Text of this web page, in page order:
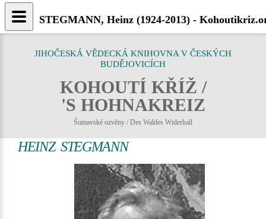
JIHOČESKÁ VĚDECKÁ KNIHOVNA V ČESKÝCH
BUDĚJOVICÍCH
KOHOUTÍ KŘÍŽ /
'S HOHNAKREIZ
Šumavské ozvěny / Des Waldes Widerhall
HEINZ STEGMANN
STEGMANN, Heinz (1924-2013) -